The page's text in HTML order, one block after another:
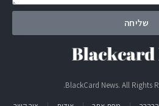
שליחה